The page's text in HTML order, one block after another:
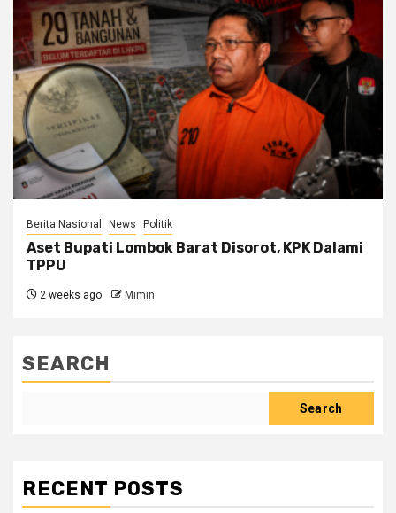
Berita Nasional News Politik
Aset Bupati Lombok Barat Disorot, KPK Dalami
TPPU
2 weeks ago Mimin
SEARCH
Search
RECENT POSTS